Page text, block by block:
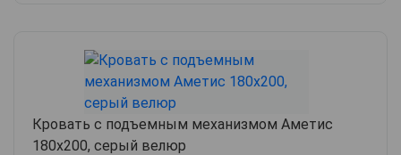
Кровать с подъемным механизмом Аметис
180х200, серый велюр